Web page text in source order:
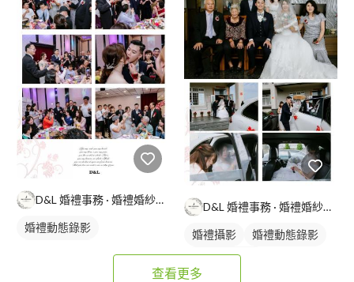
D&L 婚禮事務 · 婚禮婚紗攝影
婚禮動態錄影
D&L 婚禮事務 · 婚禮婚紗攝影
婚禮攝影
婚禮動態錄影
婚禮平面攝影
查看更多